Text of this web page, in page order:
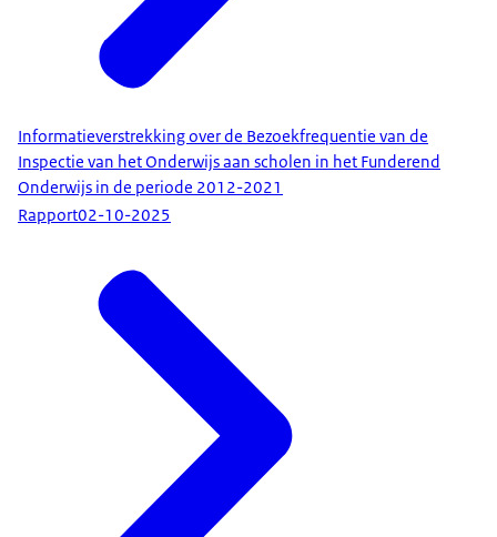
Informatieverstrekking over de Bezoekfrequentie van de
Inspectie van het Onderwijs aan scholen in het Funderend
Onderwijs in de periode 2012-2021
Rapport02-10-2025